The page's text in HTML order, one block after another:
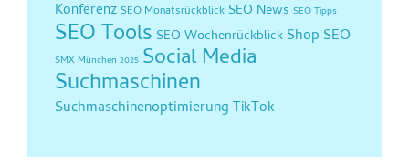
Konferenz SEO Monatsrückblick SEO News SEO Tipps
SEO Tools SEO Wochenrückblick Shop SEO
SMX München 2025 Social Media
Suchmaschinen
Suchmaschinenoptimierung TikTok